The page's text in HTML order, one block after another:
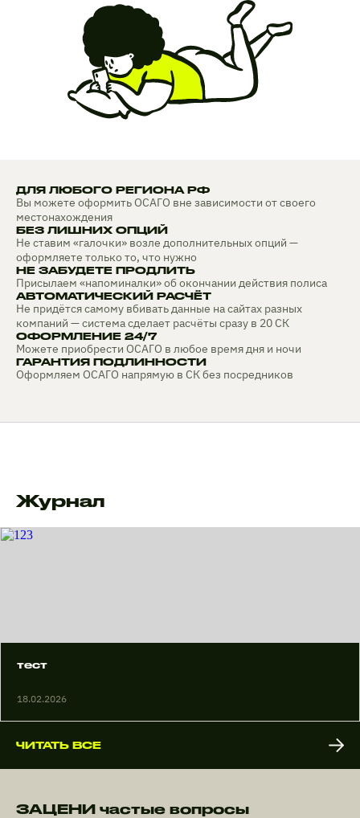
ДЛЯ ЛЮБОГО РЕГИОНА РФ
Вы можете оформить ОСАГО вне зависимости от своего
местонахождения
БЕЗ ЛИШНИХ ОПЦИЙ
Не ставим «галочки» возле дополнительных опций —
оформляете только то, что нужно
НЕ ЗАБУДЕТЕ ПРОДЛИТЬ
Присылаем «напоминалки» об окончании действия полиса
АВТОМАТИЧЕСКИЙ РАСЧЁТ
Не придётся самому вбивать данные на сайтах разных
компаний — система сделает расчёты сразу в 20 СК
ОФОРМЛЕНИЕ 24/7
Можете приобрести ОСАГО в любое время дня и ночи
ГАРАНТИЯ ПОДЛИННОСТИ
Оформляем ОСАГО напрямую в СК без посредников
Журнал
тест
18.02.2026
ЧИТАТЬ ВСЕ
ЗАЦЕНИ частые вопросы